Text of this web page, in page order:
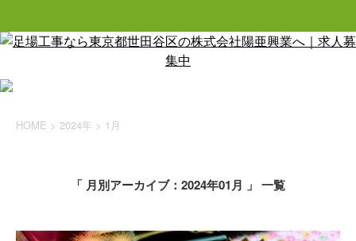
HOME > 2024年 > 1月
「 月別アーカイブ：2024年01月 」 一覧